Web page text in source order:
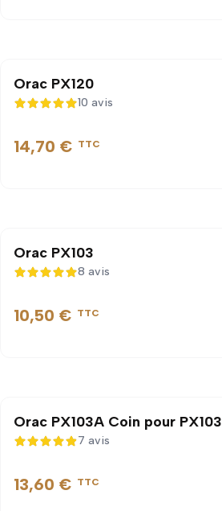
Orac PX120
5 sur 5
10 avis
14,70 € TTC
Orac PX103
5 sur 5
8 avis
10,50 € TTC
Orac PX103A Coin pour PX103
4,9 sur 5
7 avis
13,60 € TTC